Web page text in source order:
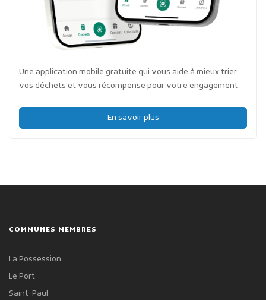
Une application mobile gratuite qui vous aide à mieux trier
vos déchets et vous récompense pour votre engagement.
En savoir plus
COMMUNES MEMBRES
La Possession
Le Port
Saint-Paul